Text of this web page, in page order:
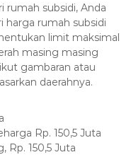
rumah subsidi, Anda
harga rumah subsidi
limit maksimal
masing masing
gambaran atau
daerahnya.
Rp. 150,5 Juta
Rp. 150,5 Juta